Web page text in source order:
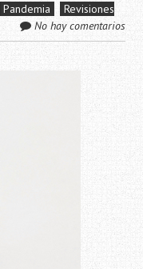
Pandemia
Revisiones
No hay comentarios